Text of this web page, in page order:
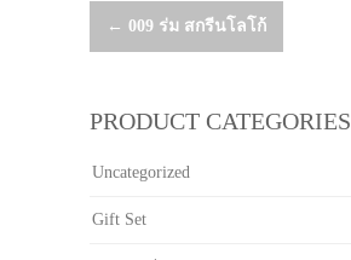
Post
← 009 ร่ม สกรีนโลโก้
PRODUCT CATEGORIES
Uncategorized
Gift Set